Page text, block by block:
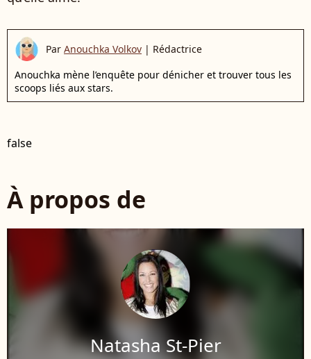
Par Anouchka Volkov | Rédactrice
Anouchka mène l’enquête pour dénicher et trouver tous les
scoops liés aux stars.
false
À propos de
Natasha St-Pier